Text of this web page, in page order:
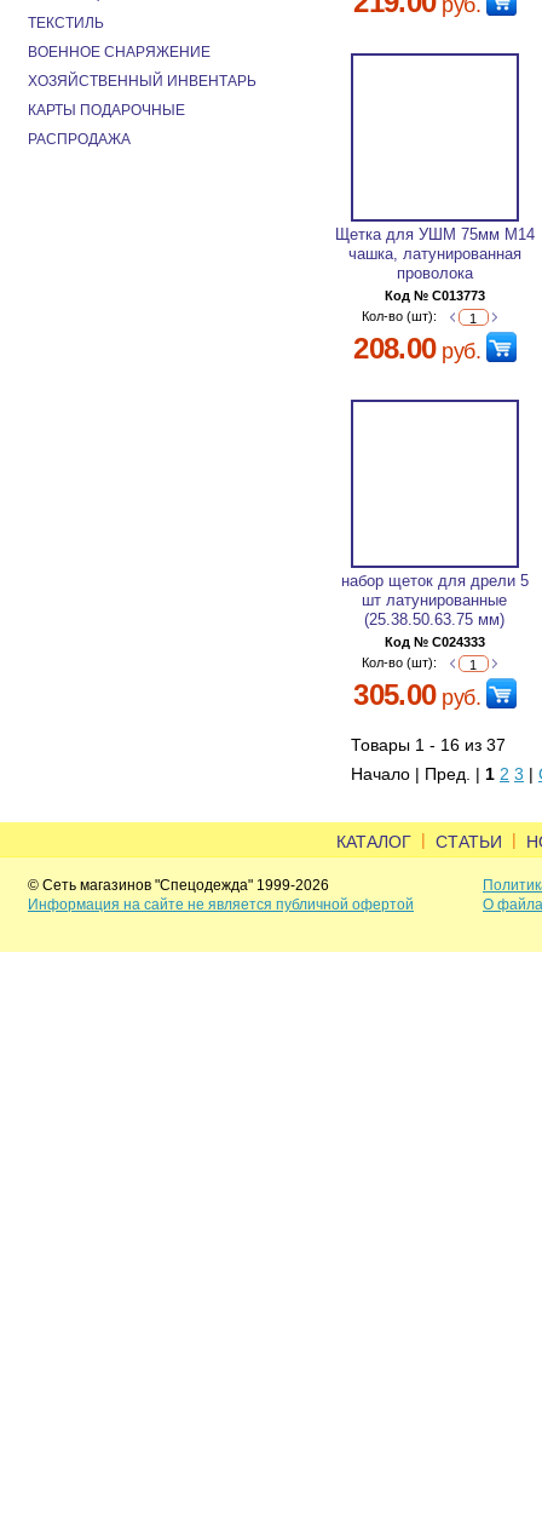
руб.
Щетка для УШМ 75мм М14
чашка, латунированная
проволока
Код № C013773
Кол-во (шт):
208.00руб.
набор щеток для дрели 5
шт латунированные
(25.38.50.63.75 мм)
Код № C024333
Кол-во (шт):
305.00руб.
Товары 1 - 16 из 37
Начало | Пред. | 1 2 3 |
ТЕКСТИЛЬ
ВОЕННОЕ СНАРЯЖЕНИЕ
ХОЗЯЙСТВЕННЫЙ ИНВЕНТАРЬ
КАРТЫ ПОДАРОЧНЫЕ
РАСПРОДАЖА
КАТАЛОГ | СТАТЬИ |
© Сеть магазинов "Спецодежда" 1999-2026
Информация на сайте не является публичной офертой
О